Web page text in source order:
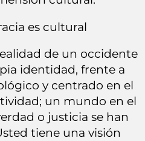
es cultural
de un occidente
identidad, frente a
y centrado en el
un mundo en el
o justicia se han
tiene una visión